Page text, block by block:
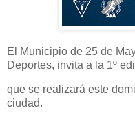
El Municipio de 25 de
Deportes, invita a la 1º
que se realizará este
ciudad.